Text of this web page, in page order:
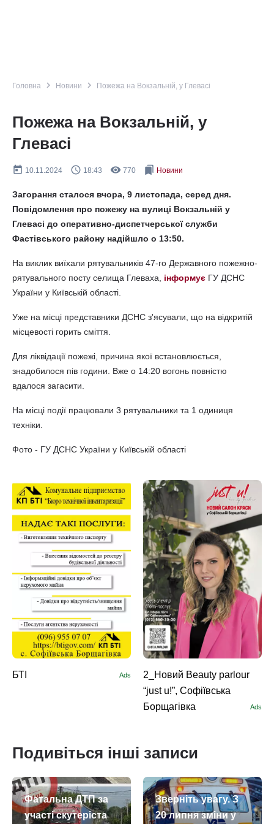
Головна navigate_next Новини navigate_next Пожежа на Вокзальній, у Глевасі
Пожежа на Вокзальній, у
Глевасі
today 10.11.2024 query_builder 18:43 remove_red_eye 770 bookmarks Новини
Загорання сталося вчора, 9 листопада, серед дня.
Повідомлення про пожежу на вулиці Вокзальній у
Глевасі до оперативно-диспетчерської служби
Фастівського району надійшло о 13:50.
На виклик виїхали рятувальників 47-го Державного пожежно-
рятувального посту селища Глеваха, інформує ГУ ДСНС
України у Київській області.
Уже на місці представники ДСНС з'ясували, що на відкритій
місцевості горить сміття.
Для ліквідації пожежі, причина якої встановлюється,
знадобилося пів години. Вже о 14:20 вогонь повністю
вдалося загасити.
На місці події працювали 3 рятувальники та 1 одиниця
техніки.
Фото - ГУ ДСНС України у Київській області
БТІ Ads
2_Новий Beauty parlour
“just u!”, Софіївська
Борщагівка
Ads
Подивіться інші записи
Фатальна ДТП за
участі скутеріста
Зверніть увагу. З
20 липня зміни у